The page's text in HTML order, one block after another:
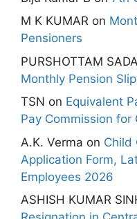
M K KUMAR on
Pensioners
PURSHOTTAM
Monthly Pension
TSN on Equivalent
Pay Commission for
A.K. Verma on Child
Application Form,
Employees 2026
ASHISH KUMAR